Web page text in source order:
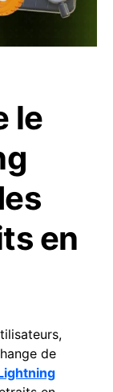
le
en
de